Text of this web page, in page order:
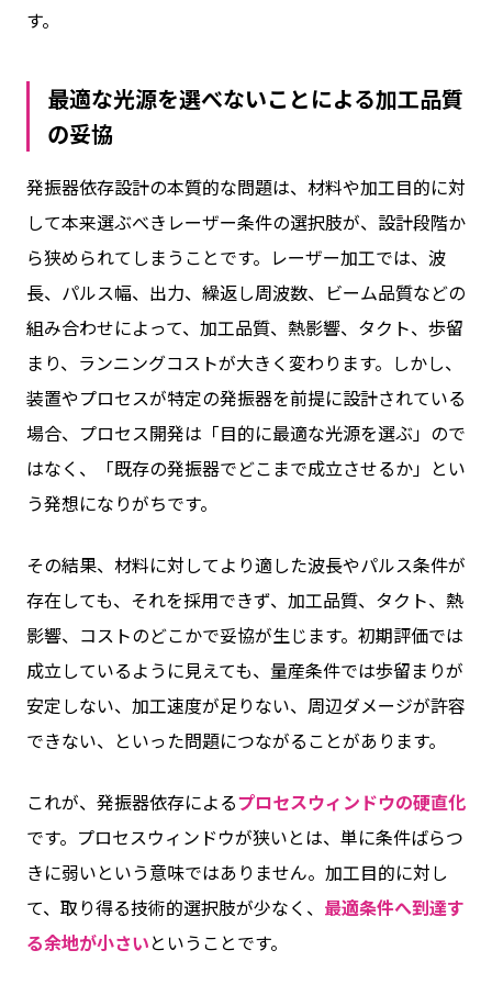
す。
最適な光源を選べないことによる加工品質
の妥協
発振器依存設計の本質的な問題は、材料や加工目的に対
して本来選ぶべきレーザー条件の選択肢が、設計段階か
ら狭められてしまうことです。レーザー加工では、波
長、パルス幅、出力、繰返し周波数、ビーム品質などの
組み合わせによって、加工品質、熱影響、タクト、歩留
まり、ランニングコストが大きく変わります。しかし、
装置やプロセスが特定の発振器を前提に設計されている
場合、プロセス開発は「目的に最適な光源を選ぶ」ので
はなく、「既存の発振器でどこまで成立させるか」とい
う発想になりがちです。
その結果、材料に対してより適した波長やパルス条件が
存在しても、それを採用できず、加工品質、タクト、熱
影響、コストのどこかで妥協が生じます。初期評価では
成立しているように見えても、量産条件では歩留まりが
安定しない、加工速度が足りない、周辺ダメージが許容
できない、といった問題につながることがあります。
これが、発振器依存によるプロセスウィンドウの硬直化
です。プロセスウィンドウが狭いとは、単に条件ばらつ
きに弱いという意味ではありません。加工目的に対し
て、取り得る技術的選択肢が少なく、 最適条件へ到達す
る余地が小さいということです。